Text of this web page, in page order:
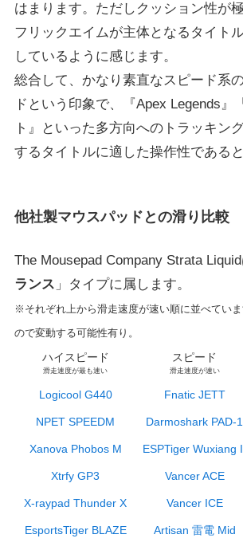
はまります。ただしクッション性が
フリックエイムが主体となるタイト
しているように感じます。
総合して、かなり素直なスピード系
ドという印象で、『Apex Legends』
ト』といった多方向へのトラッキン
するタイトルに適した操作性であると
他社製マウスパッドとの滑り比較
The Mousepad Company Strata Liquid
ランス 」タイプに属します。
※それぞれ上から滑走速度が速い順に並べてい
ので変動する可能性有り。
ハイスピード
滑走速度が最も速い
スピード
滑走速度が速い
Logicool G440 Fnatic JETT
NPET SPEEDM Darmoshark PAD-1
Xanova Phobos M ESPTiger Wuxiang
Xtrfy GP3 Vancer ACE
X-raypad Thunder X Vancer ICE
EsportsTiger BLAZE Artisan 雷電 Mid